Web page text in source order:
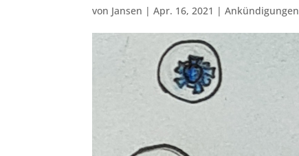
von Jansen |Apr. 16, 2021 |Ankündigungen